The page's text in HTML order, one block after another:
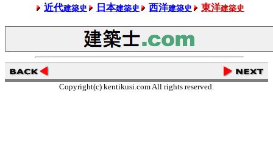
近代建築史 日本建築史 西洋建築史 東洋建築史
Copyright(c) kentikusi.com All rights reserved.